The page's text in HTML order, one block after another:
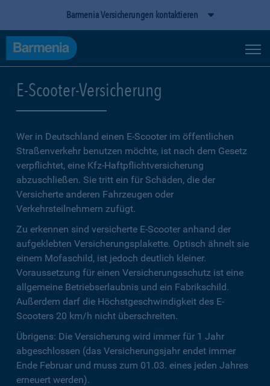
Barmenia Versicherungen kontaktieren
E-Scooter-Versicherung
Wer in Deutschland einen E-Scooter im öffentlichen
Straßenverkehr benutzen möchte, ist nach dem Gesetz
verpflichtet, eine Kfz-Haftpflichtversicherung
abzuschließen. Sie tritt ein für Schäden, die der
Versicherte anderen Fahrzeugen oder
Verkehrsteilnehmern zufügt.
Zu erkennen sind versicherte E-Scooter anhand der
aufgeklebten Versicherungsplakette. Optisch ähnelt sie
einem Mofaschild, ist jedoch deutlich kleiner.
Voraussetzung für einen Versicherungsschutz ist eine
allgemeine Betriebserlaubnis und ein Fabrikschild.
Außerdem darf die Höchstgeschwindigkeit des E-
Scooters 20 km/h nicht überschreiten.
Übrigens: Die Versicherung wird immer für 1 Jahr
abgeschlossen (das Versicherungsjahr endet immer
Ende Februar und muss zum 01.03. eines jeden Jahres
erneuert werden).